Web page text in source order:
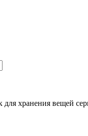
для хранения вещей